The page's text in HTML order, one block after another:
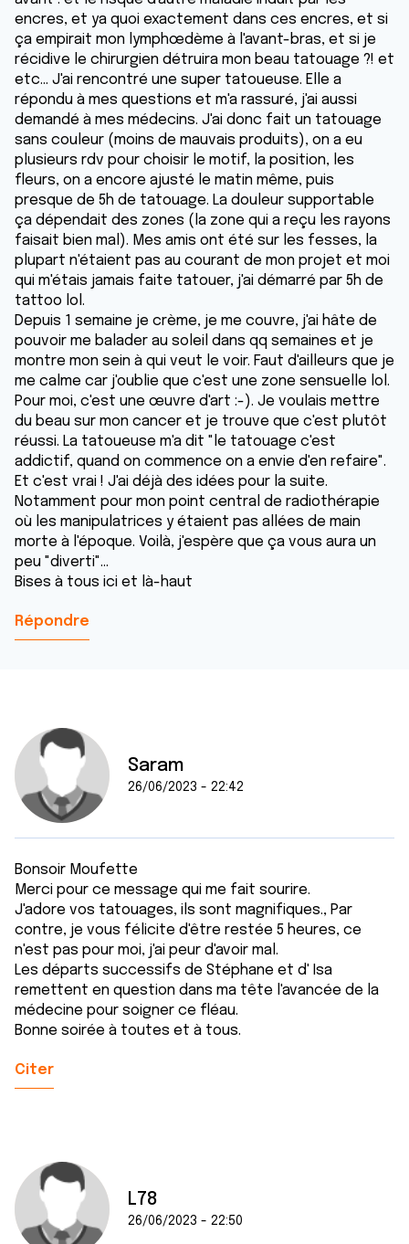
encres, et ya quoi exactement dans ces encres, et si
ça empirait mon lymphœdème à l'avant-bras, et si je
récidive le chirurgien détruira mon beau tatouage ?! et
etc... J'ai rencontré une super tatoueuse. Elle a
répondu à mes questions et m'a rassuré, j'ai aussi
demandé à mes médecins. J'ai donc fait un tatouage
sans couleur (moins de mauvais produits), on a eu
plusieurs rdv pour choisir le motif, la position, les
fleurs, on a encore ajusté le matin même, puis
presque de 5h de tatouage. La douleur supportable
ça dépendait des zones (la zone qui a reçu les rayons
faisait bien mal). Mes amis ont été sur les fesses, la
plupart n'étaient pas au courant de mon projet et moi
qui m'étais jamais faite tatouer, j'ai démarré par 5h de
tattoo lol.
Depuis 1 semaine je crème, je me couvre, j'ai hâte de
pouvoir me balader au soleil dans qq semaines et je
montre mon sein à qui veut le voir. Faut d'ailleurs que je
me calme car j'oublie que c'est une zone sensuelle lol.
Pour moi, c'est une œuvre d'art :-). Je voulais mettre
du beau sur mon cancer et je trouve que c'est plutôt
réussi. La tatoueuse m'a dit "le tatouage c'est
addictif, quand on commence on a envie d'en refaire".
Et c'est vrai ! J'ai déjà des idées pour la suite.
Notamment pour mon point central de radiothérapie
où les manipulatrices y étaient pas allées de main
morte à l'époque. Voilà, j'espère que ça vous aura un
peu "diverti"...
Bises à tous ici et là-haut
Répondre
Saram
26/06/2023 - 22:42
Bonsoir Moufette
Merci pour ce message qui me fait sourire.
J'adore vos tatouages, ils sont magnifiques., Par
contre, je vous félicite d'être restée 5 heures, ce
n'est pas pour moi, j'ai peur d'avoir mal.
Les départs successifs de Stéphane et d' Isa
remettent en question dans ma tête l'avancée de la
médecine pour soigner ce fléau.
Bonne soirée à toutes et à tous.
Citer
L78
26/06/2023 - 22:50